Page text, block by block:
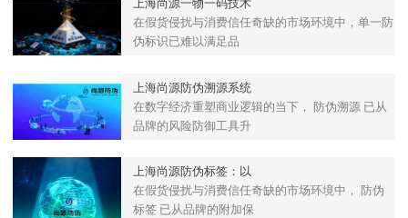
上海尚源一物一码技术
在假货侵扰与消费信任奇缺的市场环境中，单一防
伪标识已难以满足品
上海尚源防伪溯源系统
在数字经济重塑商业逻辑的当下， 防伪溯源 已从
品牌的风险防御工具升
上海尚源防伪标签：以
在假货侵扰与消费信任奇缺的市场环境中， 防伪
标签 已从品牌的附加保